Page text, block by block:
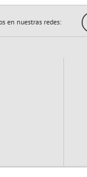
en nuestras redes: